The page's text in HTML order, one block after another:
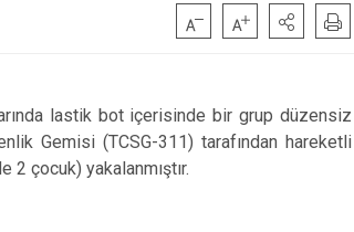
lastik bot içerisinde bir grup düzensiz
Gemisi (TCSG-311) tarafından hareketli
çocuk) yakalanmıştır.